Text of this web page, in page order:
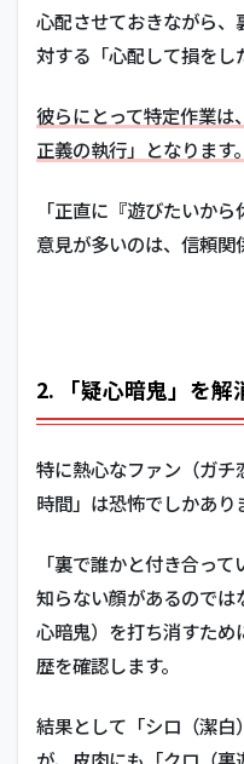
心配させておきながら、
対する「心配して損をし
彼らにとって特定作業は
正義の執行」となります。
「正直に『遊びたいか
意見が多いのは、信頼関
2. 「疑心暗鬼」を解
特に熱心なファン（ガ
時間」は恐怖でしかあり
「裏で誰かと付き合っ
知らない顔があるので
心暗鬼）を打ち消すた
歴を確認します。
結果として「シロ（潔